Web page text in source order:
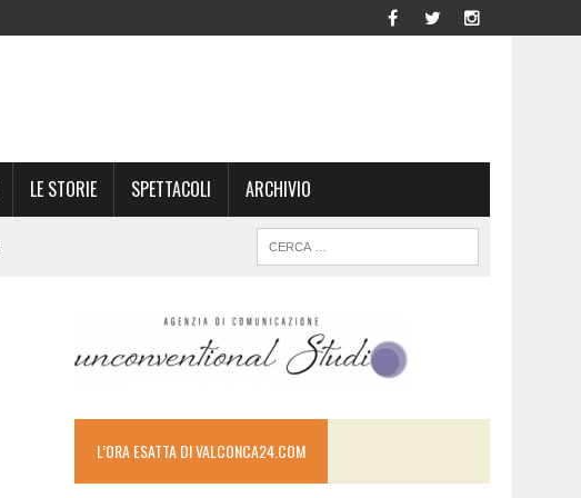
LE STORIE SPETTACOLI ARCHIVIO
L’ORA ESATTA DI VALCONCA24.COM